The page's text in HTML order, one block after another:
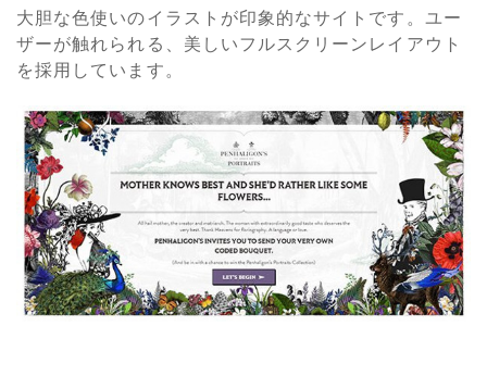
大胆な色使いのイラストが印象的なサイトです。ユー
ザーが触れられる、美しいフルスクリーンレイアウト
を採用しています。